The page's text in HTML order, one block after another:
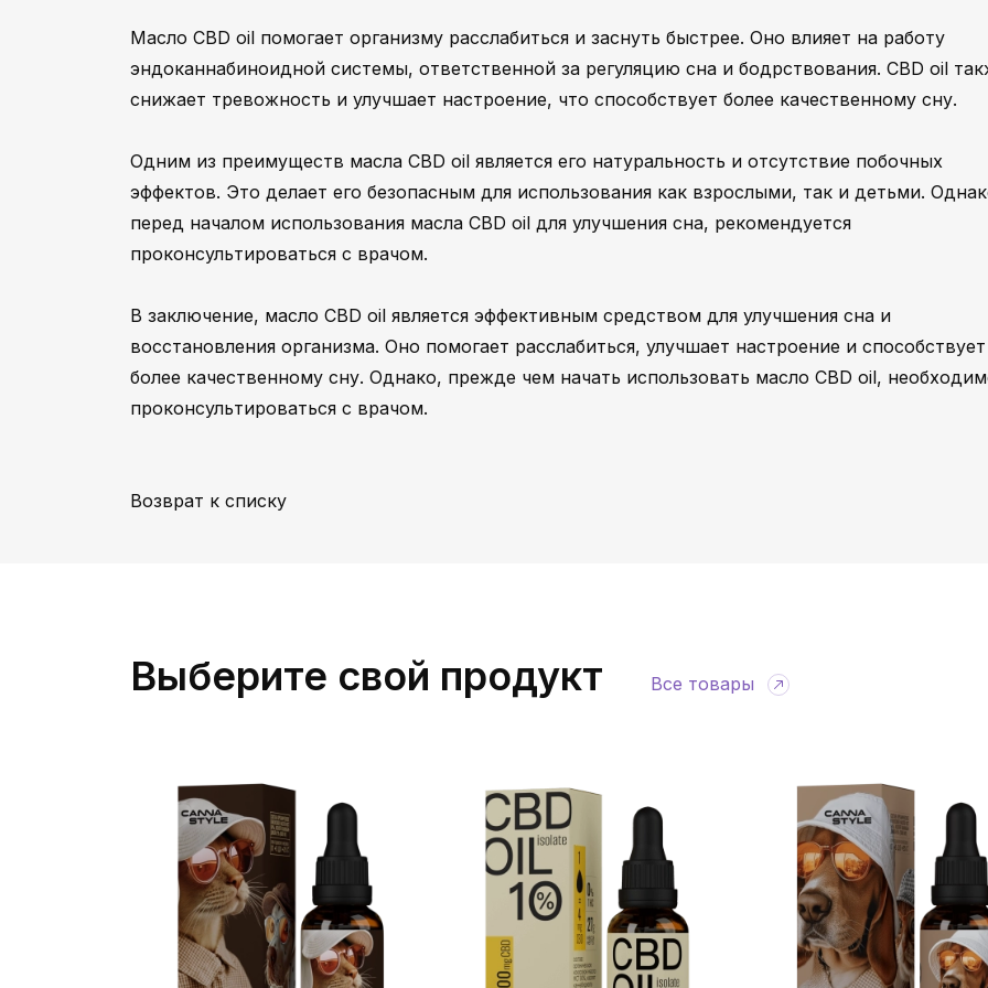
Масло CBD oil помогает организму расслабиться и заснуть быстрее. Оно влияет на работу
эндоканнабиноидной системы, ответственной за регуляцию сна и бодрствования. CBD oil
снижает тревожность и улучшает настроение, что способствует более качественному сну.
Одним из преимуществ масла CBD oil является его натуральность и отсутствие побочных
эффектов. Это делает его безопасным для использования как взрослыми, так и детьми.
перед началом использования масла CBD oil для улучшения сна, рекомендуется
проконсультироваться с врачом.
В заключение, масло CBD oil является эффективным средством для улучшения сна и
восстановления организма. Оно помогает расслабиться, улучшает настроение и способствует
более качественному сну. Однако, прежде чем начать использовать масло CBD oil,
проконсультироваться с врачом.
Возврат к списку
Выберите свой продукт Все товары